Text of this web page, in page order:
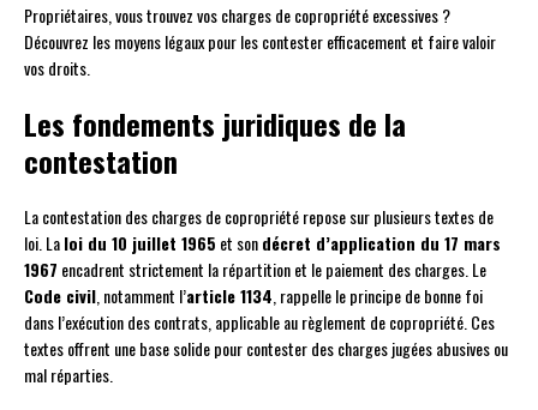
Propriétaires, vous trouvez vos charges de copropriété excessives ?
Découvrez les moyens légaux pour les contester efficacement et faire valoir
vos droits.
Les fondements juridiques de la
contestation
La contestation des charges de copropriété repose sur plusieurs textes de
loi. Laloi du 10 juillet 1965 et sondécret d’application du 17 mars
1967 encadrent strictement la répartition et le paiement des charges. Le
Code civil , notamment l’article 1134 , rappelle le principe de bonne foi
dans l’exécution des contrats, applicable au règlement de copropriété. Ces
textes offrent une base solide pour contester des charges jugées abusives ou
mal réparties.